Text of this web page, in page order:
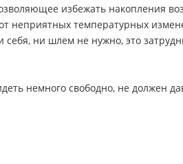
избежать накопления
неприятных температурных
себя, ни шлем не нужно, это
немного свободно, не должен